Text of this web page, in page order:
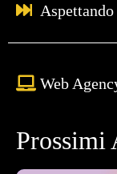
Web
Prossimi